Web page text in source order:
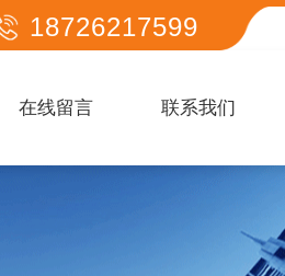
18726217599
在线留言 联系我们